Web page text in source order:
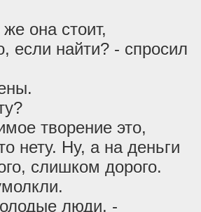
она стоит,
если найти? - спросил
творение это,
нету. Ну, а на деньги
слишком дорого.
люди, -